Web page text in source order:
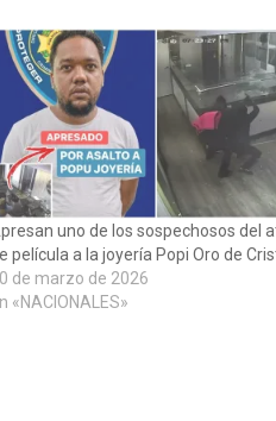
uno de los sospechosos del
película a la joyería Popi Oro de
de marzo de 2026
«NACIONALES»